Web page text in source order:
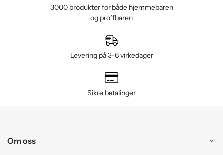
3000 produkter for både hjemmebaren
og proffbaren
Levering på 3–6 virkedager
Sikre betalinger
Om oss